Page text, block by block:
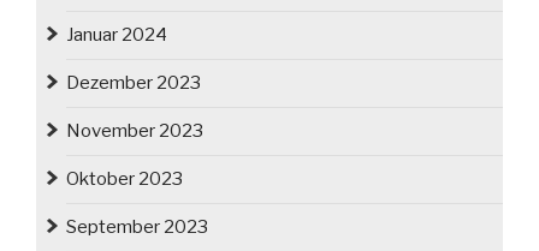
Januar 2024
Dezember 2023
November 2023
Oktober 2023
September 2023